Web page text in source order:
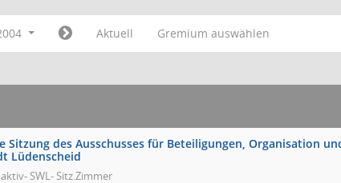
Aktuell Gremium auswählen
des Ausschusses für Beteiligungen, Organisation
Lüdenscheid
SWL- Sitz.Zimmer